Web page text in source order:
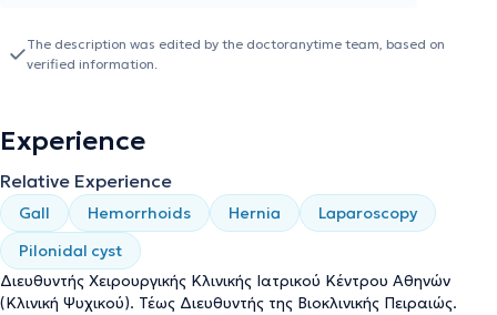
Clinic at Bioclinic Piraeus and as Scientific Associate of the Surgical
Department at Bioclinic Athens. He specializes in Advanced
manages cases involving the Surgical Treatment of Breast Cancer.
He has extensive surgical experience, having performed over 4000
surgeries to date, with complete success. Finally, the doctor is a
member of the Athens Medical Association, the British Medical
Association, and the Hellenic Surgical Society, and collaborates
with all private insurance companies.
The description was edited by the doctoranytime team, based on
verified information.
Experience
Relative Experience
Gall Hemorrhoids Hernia
Laparoscopy
Pilonidal cyst
Διευθυντής Χειρουργικής Κλινικής Ιατρικού Κέντρου Αθηνών
(Κλινική Ψυχικού). Τέως Διευθυντής της Βιοκλινικής Πειραιώς.